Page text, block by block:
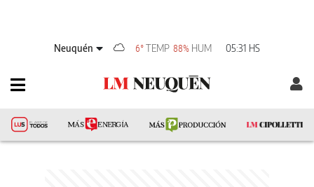
Neuquén 6°TEMP 88% HUM 05:31 HS